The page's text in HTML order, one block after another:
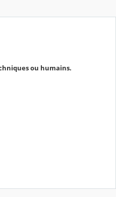
ou humains.